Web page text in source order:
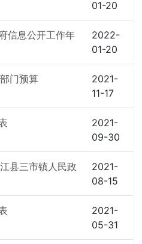
01-20
信息公开工作年
2022-
01-20
门预算
2021-
11-17
2021-
09-30
县三市镇人民政
2021-
08-15
2021-
05-31